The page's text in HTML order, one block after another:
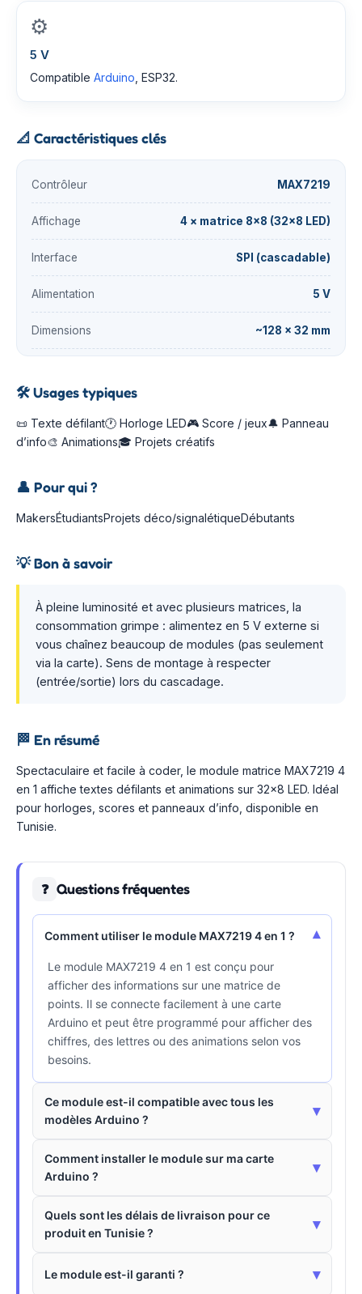
⚙️
5 V
Compatible Arduino , ESP32.
📐 Caractéristiques clés
Contrôleur MAX7219
Affichage 4 × matrice 8×8 (32×8 LED)
Interface SPI (cascadable)
Alimentation 5 V
Dimensions ~128 × 32 mm
🛠️Usages typiques
📜 Texte défilant🕐 Horloge LED🎮 Score / jeux🔔 Panneau
d’info🎨 Animations🎓 Projets créatifs
👤 Pour qui ?
MakersÉtudiantsProjets déco/signalétiqueDébutants
💡Bon à savoir
À pleine luminosité et avec plusieurs matrices, la
consommation grimpe : alimentez en 5 V externe si
vous chaînez beaucoup de modules (pas seulement
via la carte). Sens de montage à respecter
(entrée/sortie) lors du cascadage.
🏁 En résumé
Spectaculaire et facile à coder, le module matrice MAX7219 4
en 1 affiche textes défilants et animations sur 32×8 LED. Idéal
pour horloges, scores et panneaux d’info, disponible en
Tunisie.
❓ Questions fréquentes
Comment utiliser le module MAX7219 4 en 1 ? ▾
Le module MAX7219 4 en 1 est conçu pour
afficher des informations sur une matrice de
points. Il se connecte facilement à une carte
Arduino et peut être programmé pour afficher des
chiffres, des lettres ou des animations selon vos
besoins.
Ce module est-il compatible avec tous les
modèles Arduino ?
▾
Comment installer le module sur ma carte
Arduino ?
▾
Quels sont les délais de livraison pour ce
produit en Tunisie ?
▾
Le module est-il garanti ? ▾